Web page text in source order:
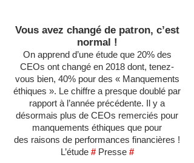
Vous avez changé de patron, c’est
normal !
On apprend d’une étude que 20% des
CEOs ont changé en 2018 dont, tenez-
vous bien, 40% pour des « Manquements
éthiques ». Le chiffre a presque doublé par
rapport à l’année précédente. Il y a
désormais plus de CEOs remerciés pour
manquements éthiques que pour
des raisons de performances financières !
L’étude #Presse #